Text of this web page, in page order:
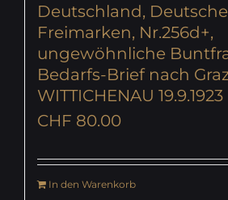
Deutschland,
Freimarken, Nr.256d+,
ungewöhnliche
Bedarfs-Brief nach
WITTICHENAU 19.9.1923
CHF 80.00
In den Warenkorb